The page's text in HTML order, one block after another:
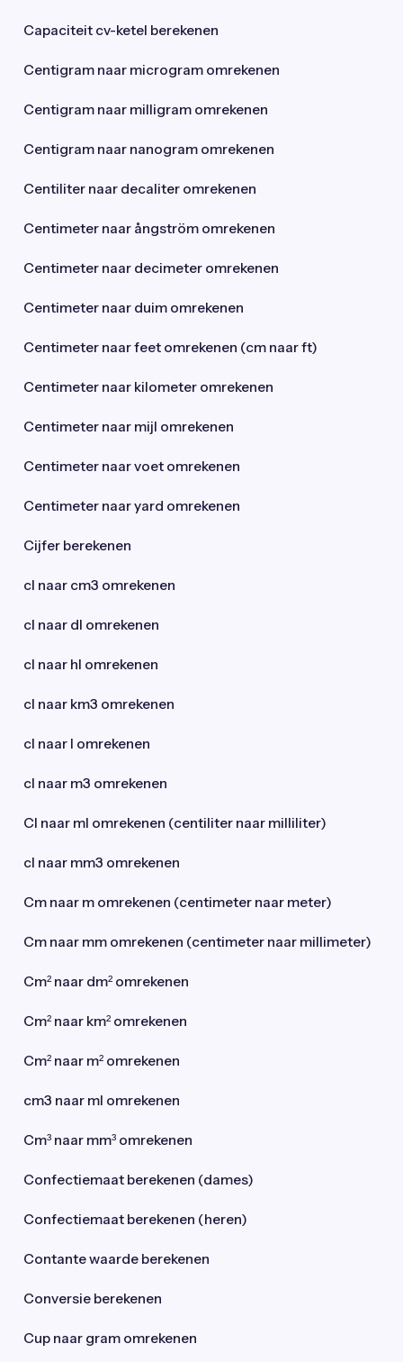
Capaciteit cv-ketel berekenen
Centigram naar microgram omrekenen
Centigram naar milligram omrekenen
Centigram naar nanogram omrekenen
Centiliter naar decaliter omrekenen
Centimeter naar ångström omrekenen
Centimeter naar decimeter omrekenen
Centimeter naar duim omrekenen
Centimeter naar feet omrekenen (cm naar ft)
Centimeter naar kilometer omrekenen
Centimeter naar mijl omrekenen
Centimeter naar voet omrekenen
Centimeter naar yard omrekenen
Cijfer berekenen
cl naar cm3 omrekenen
cl naar dl omrekenen
cl naar hl omrekenen
cl naar km3 omrekenen
cl naar l omrekenen
cl naar m3 omrekenen
Cl naar ml omrekenen (centiliter naar milliliter)
cl naar mm3 omrekenen
Cm naar m omrekenen (centimeter naar meter)
Cm naar mm omrekenen (centimeter naar millimeter)
Cm² naar dm² omrekenen
Cm² naar km² omrekenen
Cm² naar m² omrekenen
cm3 naar ml omrekenen
Cm³ naar mm³ omrekenen
Confectiemaat berekenen (dames)
Confectiemaat berekenen (heren)
Contante waarde berekenen
Conversie berekenen
Cup naar gram omrekenen